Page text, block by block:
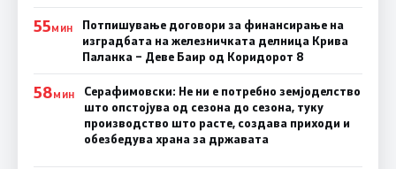
55МИН
Потпишување договори за финансирање на
изградбата на железничката делница Крива
Паланка – Деве Баир од Коридорот 8
58МИН
Серафимовски: Не ни е потребно земјоделство
што опстојува од сезона до сезона, туку
производство што расте, создава приходи и
обезбедува храна за државата